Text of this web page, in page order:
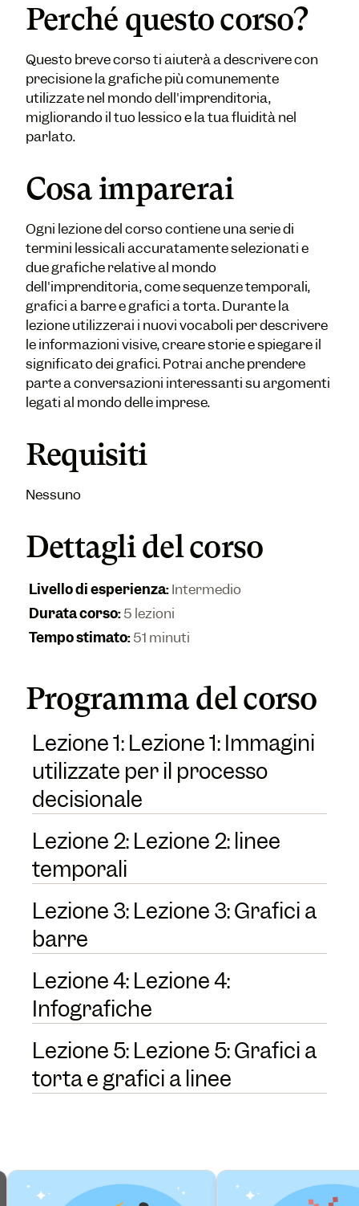
Perché questo corso?
Questo breve corso ti aiuterà a descrivere con
precisione la grafiche più comunemente
utilizzate nel mondo dell'imprenditoria,
migliorando il tuo lessico e la tua fluidità nel
parlato.
Cosa imparerai
Ogni lezione del corso contiene una serie di
termini lessicali accuratamente selezionati e
due grafiche relative al mondo
dell'imprenditoria, come sequenze temporali,
grafici a barre e grafici a torta. Durante la
lezione utilizzerai i nuovi vocaboli per descrivere
le informazioni visive, creare storie e spiegare il
significato dei grafici. Potrai anche prendere
parte a conversazioni interessanti su argomenti
legati al mondo delle imprese.
Requisiti
Nessuno
Dettagli del corso
Livello di esperienza:Intermedio
Durata corso:5 lezioni
Tempo stimato:51 minuti
Programma del corso
Lezione 1: Lezione 1: Immagini
utilizzate per il processo
decisionale
Lezione 2: Lezione 2: linee
temporali
Lezione 3: Lezione 3: Grafici a
barre
Lezione 4: Lezione 4:
Infografiche
Lezione 5: Lezione 5: Grafici a
torta e grafici a linee